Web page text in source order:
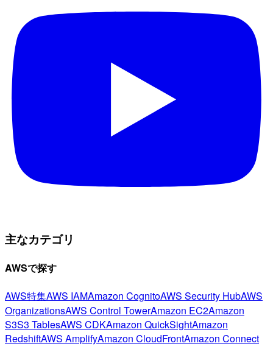
主なカテゴリ
AWSで探す
AWS特集AWS IAMAmazon CognitoAWS Security HubAWS
OrganizationsAWS Control TowerAmazon EC2Amazon
S3S3 TablesAWS CDKAmazon QuickSightAmazon
RedshiftAWS AmplifyAmazon CloudFrontAmazon Connect